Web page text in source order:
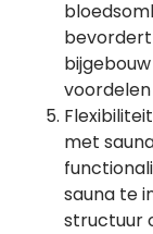
met
sauna te
structuur